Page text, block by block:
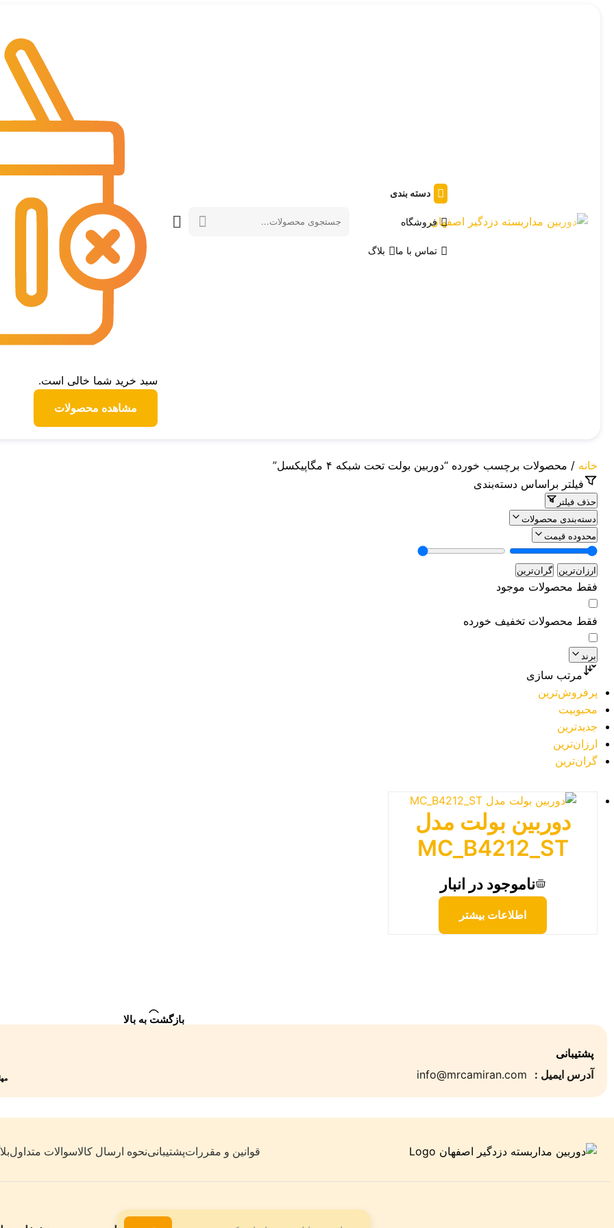
دسته بندی
فروشگاه
تماس با ما بلاگ
Search
سبد خرید شما خالی است.
مشاهده محصولات
خانه / محصولات برچسب خورده “دوربین بولت تحت شبکه ۴ مگاپیکسل”
فیلتر براساس دسته‌بندی
حذف فیلتر
دسته‌بندی محصولات
محدوده قیمت
ارزان‌ترین گران‌ترین
فقط محصولات موجود
فقط محصولات تخفیف خورده
برند
مرتب سازی
پرفروش‌ترین
محبوبیت
جدیدترین
ارزان‌ترین
گران‌ترین
دوربین بولت مدل
MC_B4212_ST
ناموجود در انبار
اطلاعات بیشتر
بازگشت به بالا
پشتیبانی
آدرس ایمیل :
مهلت 7
قوانین و مقرراتپشتیبانینحوه ارسال کالاسوالات متداول